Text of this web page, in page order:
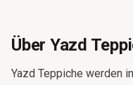
Über Yazd
Yazd Teppiche werden